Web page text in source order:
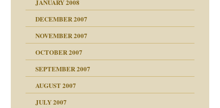
und Staat
JANUARY 2008
DECEMBER 2007
NOVEMBER 2007
OCTOBER 2007
SEPTEMBER 2007
AUGUST 2007
JULY 2007